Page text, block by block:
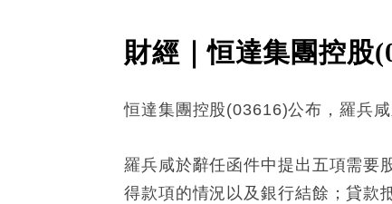
財經｜恒達集團控股
恒達集團控股(03616)公布，羅兵
羅兵咸於辭任函件中提出五項需要
得款項的情況以及銀行結餘；貸款